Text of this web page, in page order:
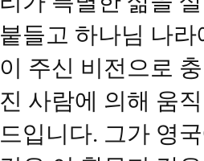
붙들고 하나님 나
이 주신 비전으로
진 사람에 의해 움
드입니다. 그가 영